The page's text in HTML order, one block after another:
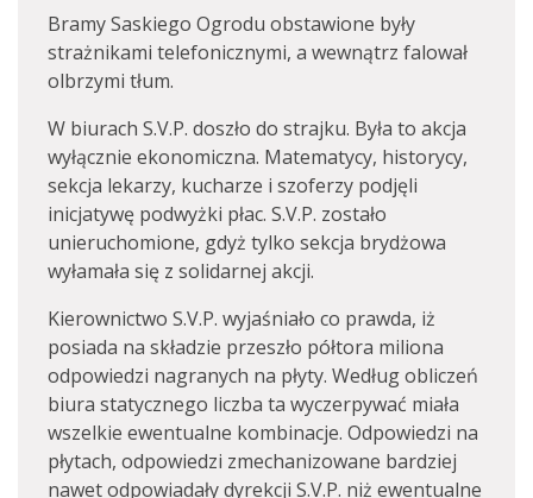
Bramy Saskiego Ogrodu obstawione były
strażnikami telefonicznymi, a wewnątrz falował
olbrzymi tłum.
W biurach S.V.P. doszło do strajku. Była to akcja
wyłącznie ekonomiczna. Matematycy, historycy,
sekcja lekarzy, kucharze i szoferzy podjęli
inicjatywę podwyżki płac. S.V.P. zostało
unieruchomione, gdyż tylko sekcja brydżowa
wyłamała się z solidarnej akcji.
Kierownictwo S.V.P. wyjaśniało co prawda, iż
posiada na składzie przeszło półtora miliona
odpowiedzi nagranych na płyty. Według obliczeń
biura statycznego liczba ta wyczerpywać miała
wszelkie ewentualne kombinacje. Odpowiedzi na
płytach, odpowiedzi zmechanizowane bardziej
nawet odpowiadały dyrekcji S.V.P. niż ewentualne